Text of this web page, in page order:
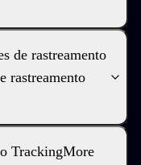
de rastreamento
rastreamento
TrackingMore